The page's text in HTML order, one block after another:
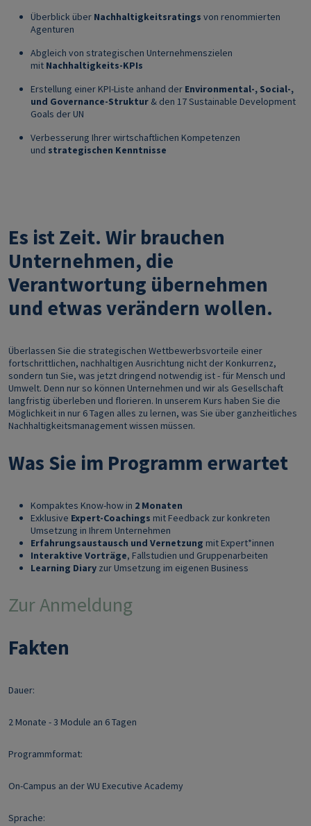
Überblick über Nachhaltigkeitsratings von renommierten
Agenturen
Abgleich von strategischen Unternehmenszielen
mit Nachhaltigkeits-KPIs
Erstellung einer KPI-Liste anhand der Environmental-, Social-,
und Governance-Struktur & den 17 Sustainable Development
Goals der UN
Verbesserung Ihrer wirtschaftlichen Kompetenzen
und strategischen Kenntnisse
Es ist Zeit. Wir brauchen
Unternehmen, die
Verantwortung übernehmen
und etwas verändern wollen.
Überlassen Sie die strategischen Wettbewerbsvorteile einer
fortschrittlichen, nachhaltigen Ausrichtung nicht der Konkurrenz,
sondern tun Sie, was jetzt dringend notwendig ist - für Mensch und
Umwelt. Denn nur so können Unternehmen und wir als Gesellschaft
langfristig überleben und florieren. In unserem Kurs haben Sie die
Möglichkeit in nur 6 Tagen alles zu lernen, was Sie über ganzheitliches
Nachhaltigkeitsmanagement wissen müssen.
Was Sie im Programm erwartet
Kompaktes Know-how in 2 Monaten
Exklusive Expert-Coachings mit Feedback zur konkreten
Umsetzung in Ihrem Unternehmen
Erfahrungsaustausch und Vernetzung mit Expert*innen
Interaktive Vorträge, Fallstudien und Gruppenarbeiten
Learning Diary zur Umsetzung im eigenen Business
Zur Anmeldung
Fakten
Dauer:
2 Monate - 3 Module an 6 Tagen
Programmformat:
On-Campus an der WU Executive Academy
Sprache: